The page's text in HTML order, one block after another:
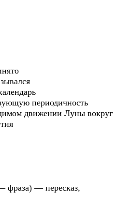
периодичность
движении Луны вокруг
фраза) — пересказ,